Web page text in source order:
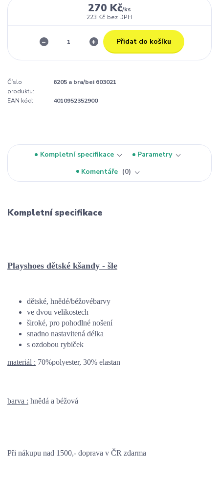
270 Kč/ks
223 Kč bez DPH
Přidat do košíku
Číslo
produktu:
6205 a bra/bei 603021
EAN kód: 4010952352900
Kompletní specifikace
Parametry
Komentáře
0
Kompletní specifikace
Playshoes dětské kšandy - šle
dětské, hnědé/béžovébarvy
ve dvou velikostech
široké, pro pohodlné nošení
snadno nastavitená délka
s ozdobou rybiček
materiál : 70%polyester, 30% elastan
barva : hnědá a béžová
Při nákupu nad 1500,- doprava v ČR zdarma